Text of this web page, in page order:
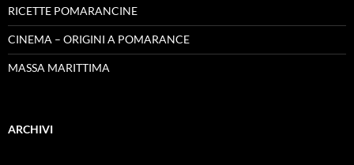
RICETTE POMARANCINE
CINEMA – ORIGINI A POMARANCE
MASSA MARITTIMA
ARCHIVI